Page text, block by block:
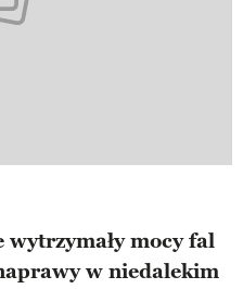
wytrzymały mocy fal
w niedalekim